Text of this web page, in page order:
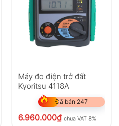
Máy đo điện trở đất
Kyoritsu 4118A
Đã bán 247
6.960.000₫ chưa VAT 8%